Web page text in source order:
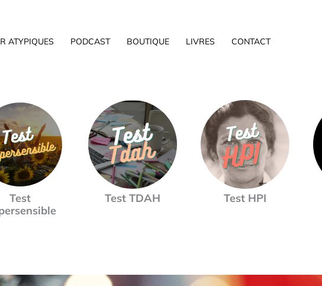
ATYPIQUES PODCAST BOUTIQUE LIVRES CONTACT
Test
Test TDAH Test HPI